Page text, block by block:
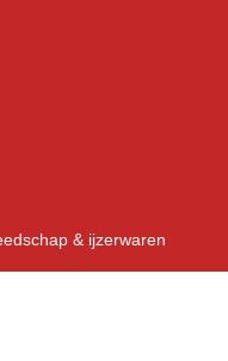
& ijzerwaren